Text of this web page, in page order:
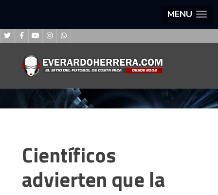
MENU
Científicos
advierten que la